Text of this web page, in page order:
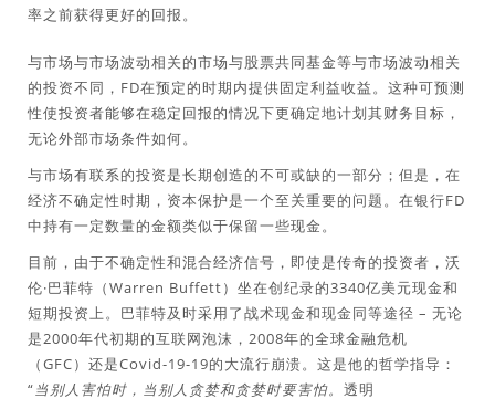
率之前获得更好的回报。
与市场与市场波动相关的市场与股票共同基金等与市场波动相关
的投资不同，FD在预定的时期内提供固定利益收益。这种可预测
性使投资者能够在稳定回报的情况下更确定地计划其财务目标，
无论外部市场条件如何。
与市场有联系的投资是长期创造的不可或缺的一部分；但是，在
经济不确定性时期，资本保护是一个至关重要的问题。在银行FD
中持有一定数量的金额类似于保留一些现金。
目前，由于不确定性和混合经济信号，即使是传奇的投资者，沃
伦·巴菲特（Warren Buffett）坐在创纪录的3340亿美元现金和
短期投资上。巴菲特及时采用了战术现金和现金同等途径 – 无论
是2000年代初期的互联网泡沫，2008年的全球金融危机
（GFC）还是Covid-19-19的大流行崩溃。这是他的哲学指导：
“当别人害怕时，当别人贪婪和贪婪时要害怕。 透明